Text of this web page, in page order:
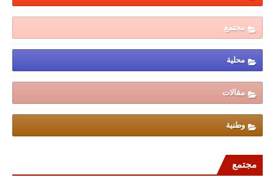
مجتمع
محلية
مقالات
وطنية
مجتمع